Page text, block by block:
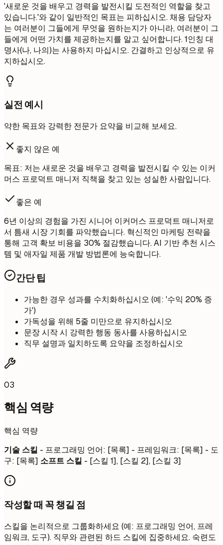
'새로운 것을 배우고 경력을 발전시킬 도전적인 역할을 찾고
있습니다.'와 같이 일반적인 목표는 피하십시오. 채용 담당자
는 여러분이 그들에게 무엇을 원하는지가 아니라, 여러분이 그
들에게 어떤 가치를 제공하는지를 알고 싶어합니다. 1인칭 대
명사(나, 나의)는 사용하지 마십시오. 간결하고 인상적으로 유
지하십시오.
실전 예시
약한 목표와 강력한 전문가 요약을 비교해 보세요.
좋지 않은 예
목표: 저는 새로운 것을 배우고 경력을 발전시킬 수 있는 이커
머스 프로덕트 매니저 직책을 찾고 있는 성실한 사람입니다.
좋은 예
6년 이상의 경험을 가진 시니어 이커머스 프로덕트 매니저로
서 틈새 시장 기회를 파악했습니다. 혁신적인 마케팅 전략을
통해 고객 확보 비용을 30% 절감했습니다. AI 기반 추천 시스
템 및 애자일 제품 개발 방법론에 능숙합니다.
간단 팁
가능한 경우 성과를 수치화하십시오 (예: '수익 20% 증
가')
가독성을 위해 5줄 미만으로 유지하십시오
문장 시작 시 강력한 행동 동사를 사용하십시오
직무 설명과 일치하도록 요약을 조정하십시오
03
핵심 역량
핵심 역량
기술 스킬 - 프로그래밍 언어: [목록] - 프레임워크: [목록] - 도
구: [목록] 소프트 스킬 - [스킬 1], [스킬 2], [스킬 3]
작성할 때 꼭 챙길 점
스킬을 논리적으로 그룹화하세요 (예: 프로그래밍 언어, 프레
임워크, 도구). 직무와 관련된 하드 스킬에 집중하세요. 숙련도